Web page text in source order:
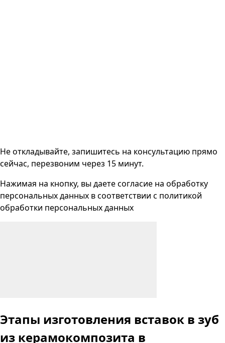
Не откладывайте, запишитесь на консультацию прямо
сейчас, перезвоним через 15 минут.
Нажимая на кнопку, вы даете согласие на обработку
персональных данных в соответствии с политикой
обработки персональных данных
Этапы изготовления вставок в зуб
из керамокомпозита в